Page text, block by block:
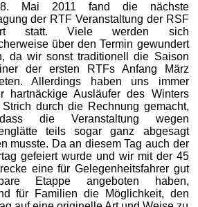
Mai 2011 fand die nächste
der RTF Veranstaltung der RSF
statt. Viele werden sich
über den Termin gewundert
da wir sonst traditionell die Saison
der ersten RTFs Anfang März
Allerdings haben uns immer
hartnäckige Ausläufer des Winters
durch die Rechnung gemacht,
die Veranstaltung wegen
teils sogar ganz abgesagt
musste. Da an diesem Tag auch der
gefeiert wurde und wir mit der 45
eine für Gelegenheitsfahrer gut
Etappe angeboten haben,
für Familien die Möglichkeit, den